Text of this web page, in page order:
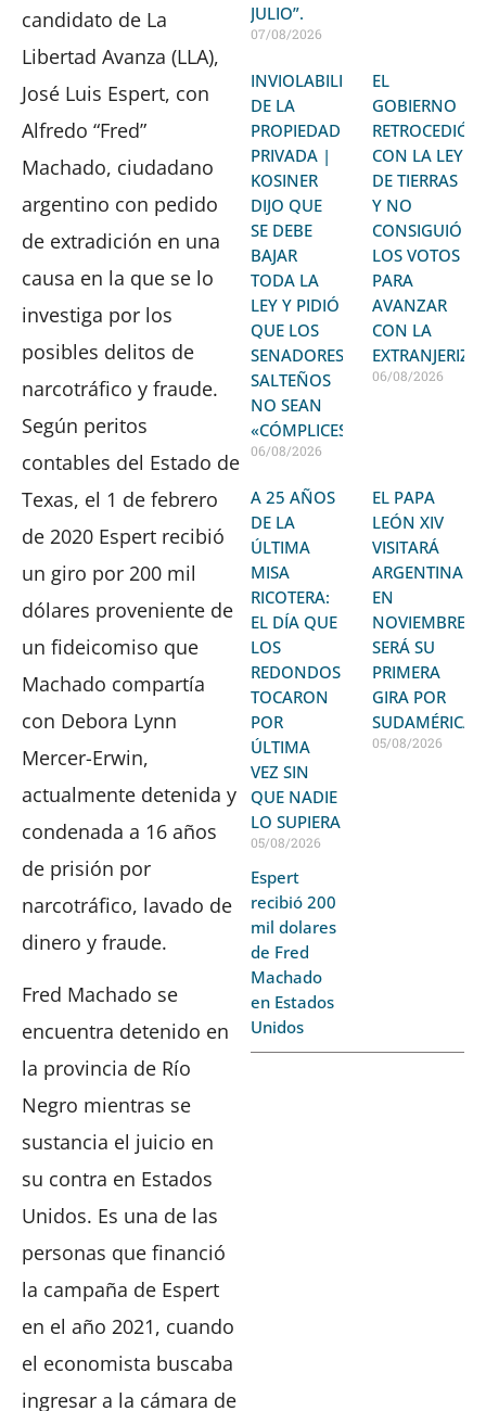
candidato de La
Libertad Avanza (LLA),
José Luis Espert, con
Alfredo “Fred”
Machado, ciudadano
argentino con pedido
de extradición en una
causa en la que se lo
investiga por los
posibles delitos de
narcotráfico y fraude.
Según peritos
contables del Estado de
Texas, el 1 de febrero
de 2020 Espert recibió
un giro por 200 mil
dólares proveniente de
un fideicomiso que
Machado compartía
con Debora Lynn
Mercer-Erwin,
actualmente detenida y
condenada a 16 años
de prisión por
narcotráfico, lavado de
dinero y fraude.
Fred Machado se
encuentra detenido en
la provincia de Río
Negro mientras se
sustancia el juicio en
su contra en Estados
Unidos. Es una de las
personas que financió
la campaña de Espert
en el año 2021, cuando
el economista buscaba
ingresar a la cámara de
JULIO”.
07/08/2026
INVIOLABILIDAD
DE LA
PROPIEDAD
PRIVADA |
KOSINER
DIJO QUE
SE DEBE
BAJAR
TODA LA
LEY Y PIDIÓ
QUE LOS
SENADORES
SALTEÑOS
NO SEAN
«CÓMPLICES»
06/08/2026
EL
GOBIERNO
RETROCEDIÓ
CON LA LEY
DE TIERRAS
Y NO
CONSIGUIÓ
LOS VOTOS
PARA
AVANZAR
CON LA
06/08/2026
A 25 AÑOS
DE LA
ÚLTIMA
MISA
RICOTERA:
EL DÍA QUE
LOS
REDONDOS
TOCARON
POR
ÚLTIMA
VEZ SIN
QUE NADIE
LO SUPIERA
05/08/2026
EL PAPA
LEÓN XIV
VISITARÁ
ARGENTINA
EN
NOVIEMBRE:
SERÁ SU
PRIMERA
GIRA POR
SUDAMÉRICA
05/08/2026
Espert
recibió 200
mil dolares
de Fred
Machado
en Estados
Unidos